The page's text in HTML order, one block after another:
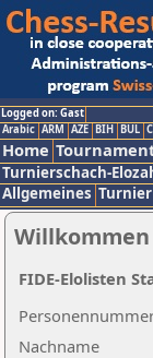
Logged on: Gast
Arabic ARM AZE BIH BUL
Home
Turnierschach-
Allgemeines
Willkommen
Nachname
FIDE-Elolisten